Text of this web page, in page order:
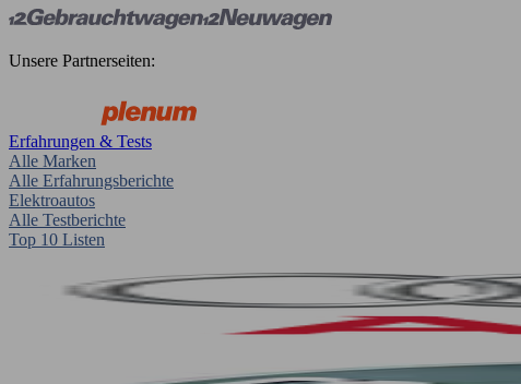
Unsere Partnerseiten:
Erfahrungen & Tests
Alle Marken
Alle Erfahrungsberichte
Elektroautos
Alle Testberichte
Top 10 Listen